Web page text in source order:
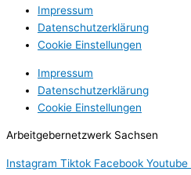
Impressum
Datenschutzerklärung
Cookie Einstellungen
Impressum
Datenschutzerklärung
Cookie Einstellungen
Arbeitgebernetzwerk Sachsen
Instagram Tiktok Facebook Youtube